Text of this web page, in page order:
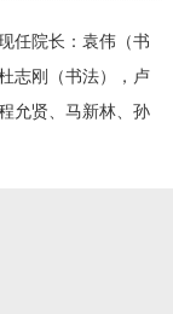
任院长：袁伟（书
志刚（书法），卢
允贤、马新林、孙